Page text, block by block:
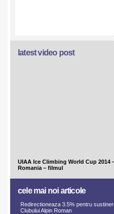
latest video post
UIAA Ice Climbing World Cup 2014
Romania – filmul
cele mai noi articole
Redirectioneaza 3.5% pentru
Clubului Alpin Roman